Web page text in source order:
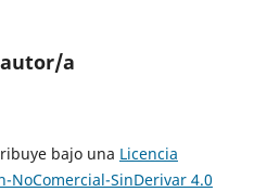
a
bajo una Licencia
NoComercial-SinDerivar 4.0